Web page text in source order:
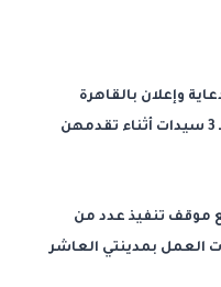
وإعلان بالقاهرة
لاتهامه بالتحرش بـ 3 سيدات أثناء تقدمهن
موقف تنفيذ عدد من
العمل بمدينتي العاشر